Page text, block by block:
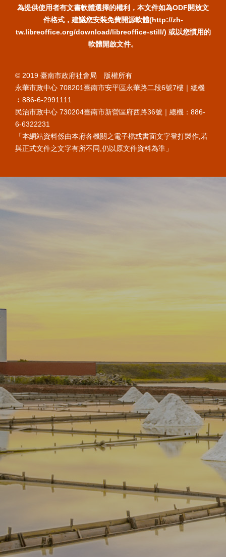
為提供使用者有文書軟體選擇的權利，本文件如為ODF開放文
件格式，建議您安裝免費開源軟體(http://zh-
tw.libreoffice.org/download/libreoffice-still/) 或以您慣用的
軟體開啟文件。
© 2019 臺南市政府社會局 版權所有
永華市政中心 708201臺南市安平區永華路二段6號7樓｜總機
︰886-6-2991111
民治市政中心 730204臺南市新營區府西路36號｜總機：886-
6-6322231
「本網站資料係由本府各機關之電子檔或書面文字登打製作,若
與正式文件之文字有所不同,仍以原文件資料為準」